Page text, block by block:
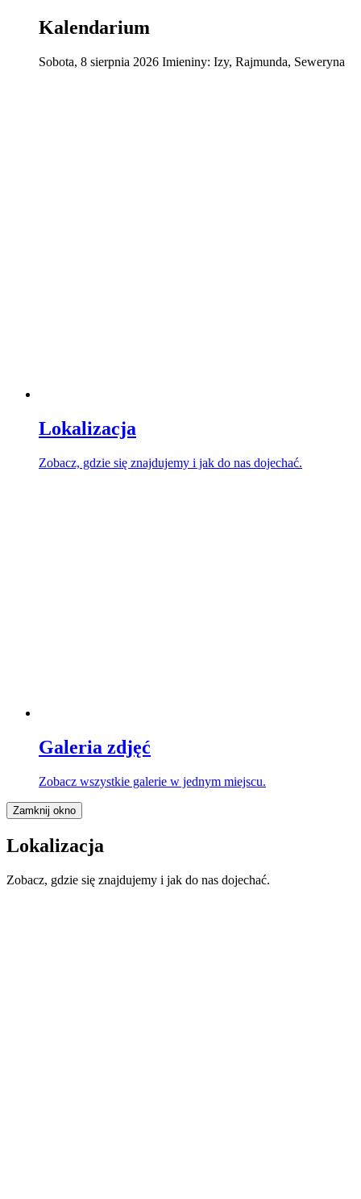
Kalendarium
Sobota, 8 sierpnia 2026 Imieniny: Izy, Rajmunda, Seweryna
Lokalizacja
Zobacz, gdzie się znajdujemy i jak do nas dojechać.
Galeria zdjęć
Zobacz wszystkie galerie w jednym miejscu.
Zamknij okno
Lokalizacja
Zobacz, gdzie się znajdujemy i jak do nas dojechać.